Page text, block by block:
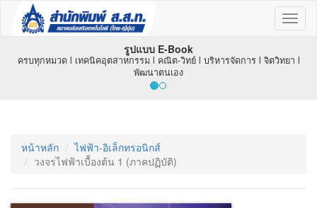
รูปแบบ E-Book
ครบทุกหมวด l เทคนิคอุตสาหกรรม l คณิต-วิทย์ l บริหารจัดการ l จิตวิทยา l
พัฒนาตนเอง
หน้าหลัก
ไฟฟ้า-อิเล็กทรอนิกส์
วงจรไฟฟ้าเบื้องต้น 1 (ภาคปฏิบัติ)